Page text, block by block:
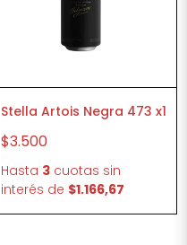
Stella Artois Negra 473 x1
$3.500
Hasta 3 cuotas sin
interés de $1.166,67